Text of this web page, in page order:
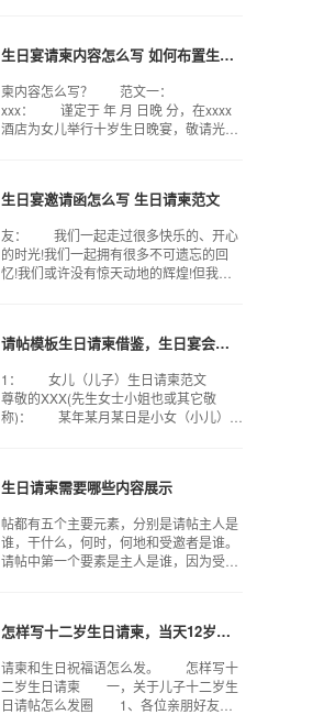
生日宴请柬内容怎么写 如何布置生日会场
柬内容怎么写？ 范文一：
xxx： 谨定于 年 月 日晚 分，在xxxx
酒店为女儿举行十岁生日晚宴，敬请光
生日宴邀请函怎么写 生日请柬范文
友： 我们一起走过很多快乐的、开心
的时光!我们一起拥有很多不可遗忘的回
忆!我们或许没有惊天动地的辉煌!但我们
请帖模板生日请柬借鉴，生日宴会的请帖该怎么写？
1： 女儿（儿子）生日请柬范文
尊敬的XXX(先生女士小姐也或其它敬
称)： 某年某月某日是小女（小儿）
生日请柬需要哪些内容展示
帖都有五个主要元素，分别是请帖主人是
谁，干什么，何时，何地和受邀者是谁。
请帖中第一个要素是主人是谁，因为受邀
怎样写十二岁生日请柬，当天12岁的生日祝福语有哪些！
请柬和生日祝福语怎么发。 怎样写十
二岁生日请柬 一，关于儿子十二岁生
日请帖怎么发圈 1、各位亲朋好友，